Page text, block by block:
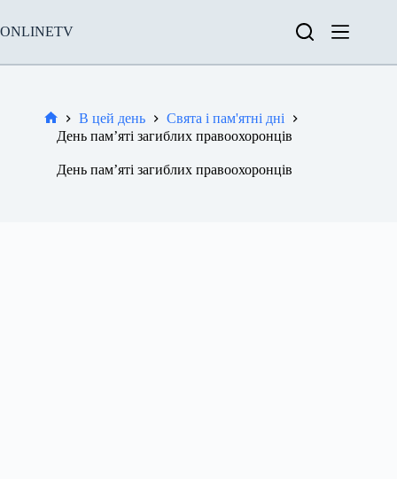
вмісту
ONLINETV
Новини
В цей день
Свята і пам'ятні дні
День пам’яті загиблих правоохоронців
День пам’яті загиблих правоохоронців